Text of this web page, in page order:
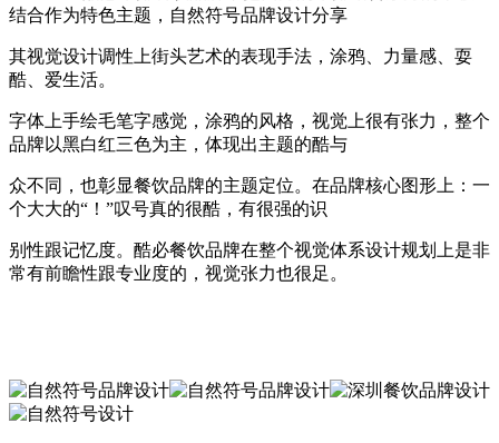
结合作为特色主题，自然符号品牌设计分享
其视觉设计调性上街头艺术的表现手法，涂鸦、力量感、耍
酷、爱生活。
字体上手绘毛笔字感觉，涂鸦的风格，视觉上很有张力，整个
品牌以黑白红三色为主，体现出主题的酷与
众不同，也彰显餐饮品牌的主题定位。在品牌核心图形上：一
个大大的“！”叹号真的很酷，有很强的识
别性跟记忆度。 酷必餐饮品牌在整个视觉体系设计规划上是非
常有前瞻性跟专业度的，视觉张力也很足。